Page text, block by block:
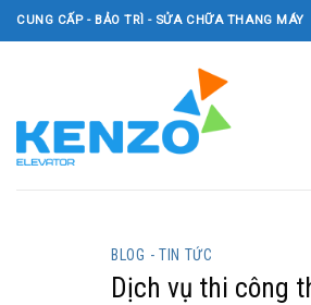
Skip
to
CUNG CẤP - BẢO TRÌ - SỬA CHỮA THANG MÁY
BLOG - TIN TỨC
Dịch vụ thi công